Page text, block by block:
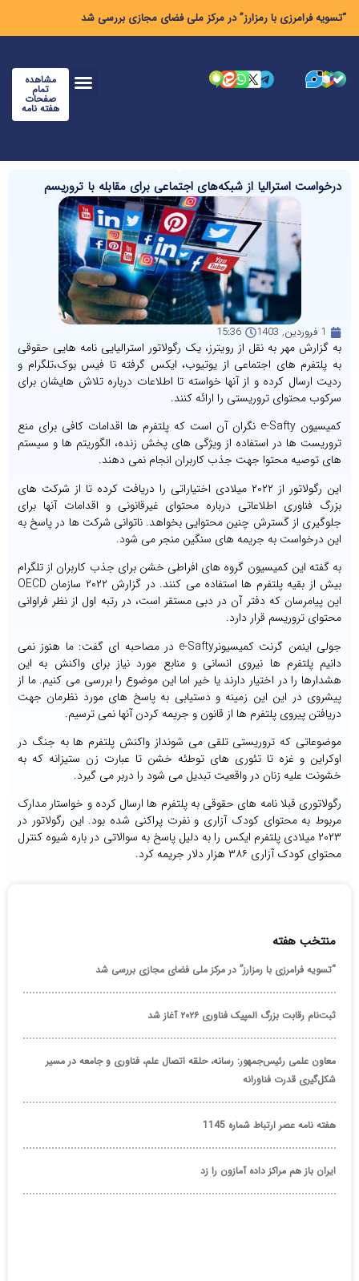
“تسویه فرامرزی با رمزارز” در مرکز ملی فضای مجازی بررسی شد
مشاهده
تمام
صفحات
هفته نامه
درخواست استرالیا از شبکه‌های اجتماعی برای مقابله با تروریسم
1 فروردین, 1403 15:36
به گزارش مهر به نقل از رویترز، یک رگولاتور استرالیایی نامه هایی حقوقی
به پلتفرم های اجتماعی از یوتیوب، ایکس گرفته تا فیس بوک،تلگرام و
ردیت ارسال کرده و از آنها خواسته تا اطلاعات درباره تلاش هایشان برای
سرکوب محتوای تروریستی را ارائه کنند.
کمیسیون e-Safty نگران آن است که پلتفرم ها اقدامات کافی برای منع
تروریست ها در استفاده از ویژگی های پخش زنده، الگوریتم ها و سیستم
های توصیه محتوا جهت جذب کاربران انجام نمی دهند.
این رگولاتور از ۲۰۲۲ میلادی اختیاراتی را دریافت کرده تا از شرکت های
بزرگ فناوری اطلاعاتی درباره محتوای غیرقانونی و اقدامات آنها برای
جلوگیری از گسترش چنین محتوایی بخواهد. ناتوانی شرکت ها در پاسخ به
این درخواست به جریمه های سنگین منجر می شود.
به گفته این کمیسیون گروه های افراطی خشن برای جذب کاربران از تلگرام
بیش از بقیه پلتفرم ها استفاده می کنند. در گزارش ۲۰۲۲ سازمان OECD
این پیامرسان که دفتر آن در دبی مستقر است، در رتبه اول از نظر فراوانی
محتوای تروریسم قرار دارد.
جولی اینمن گرنت کمیسیونرe-Safty در مصاحبه ای گفت: ما هنوز نمی
دانیم پلتفرم ها نیروی انسانی و منابع مورد نیاز برای واکنش به این
هشدارها را در اختیار دارند یا خیر اما این موضوع را بررسی می کنیم. ما از
پیشروی در این این زمینه و دستیابی به پاسخ های مورد نظرمان جهت
دریافتن پیروی پلتفرم ها از قانون و جریمه کردن آنها نمی ترسیم.
موضوعاتی که تروریستی تلقی می شونداز واکنش پلتفرم ها به جنگ در
اوکراین و غزه تا تئوری های توطئه خشن تا عبارت زن ستیزانه که به
خشونت علیه زنان در واقعیت تبدیل می شود را دربر می گیرد.
رگولاتوری قبلا نامه های حقوقی به پلتفرم ها ارسال کرده و خواستار مدارک
مربوط به محتوای کودک آزاری و نفرت پراکنی شده بود. این رگولاتور در
۲۰۲۳ میلادی پلتفرم ایکس را به دلیل پاسخ به سوالاتی در باره شیوه کنترل
محتوای کودک آزاری ۳۸۶ هزار دلار جریمه کرد.
منتخب هفته
“تسویه فرامرزی با رمزارز” در مرکز ملی فضای مجازی بررسی شد
ثبت‌نام رقابت بزرگ المپیک فناوری ۲۰۲۶ آغاز شد
معاون علمی رئیس‌جمهور: رسانه، حلقه اتصال علم، فناوری و جامعه در مسیر
شکل‌گیری قدرت فناورانه
هفته نامه عصر ارتباط شماره 1145
ایران باز هم مراکز داده آمازون را زد